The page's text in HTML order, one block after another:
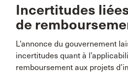
Incertitudes
de
L’annonce du gouvernement
incertitudes quant à
remboursement aux projets